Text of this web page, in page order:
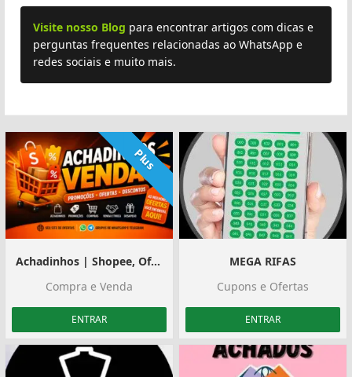
Visite nosso Blog para encontrar artigos com dicas e
perguntas frequentes relacionadas ao WhatsApp e
redes sociais e muito mais.
Plus
Achadinhos | Shopee, Ofertas e Divulgação
Compra e Venda
ENTRAR
MEGA RIFAS
Cupons e Ofertas
ENTRAR